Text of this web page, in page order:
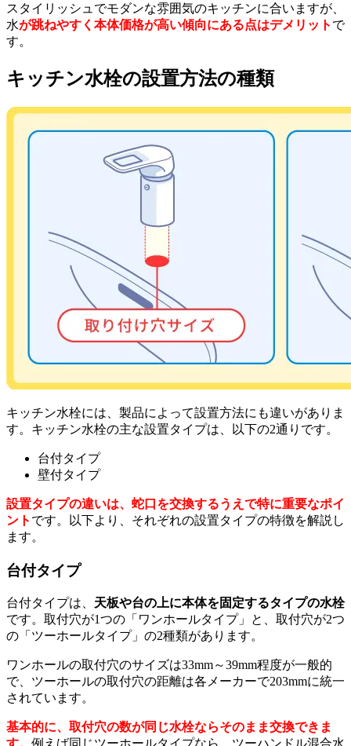
スタイリッシュでモダンな雰囲気のキッチンに合いますが、
水が跳ねやすく本体価格が高い傾向にある点はデメリット で
す。
キッチン水栓の設置方法の種類
キッチン水栓には、製品によって設置方法にも違いがありま
す。キッチン水栓の主な設置タイプは、以下の2通りです。
台付タイプ
壁付タイプ
設置タイプの違いは、蛇口を交換するうえで特に重要なポイ
ント です。以下より、それぞれの設置タイプの特徴を解説し
ます。
台付タイプ
台付タイプは、 天板や台の上に本体を固定するタイプの水栓
です。取付穴が1つの「ワンホールタイプ」と、取付穴が2つ
の「ツーホールタイプ」の2種類があります。
ワンホールの取付穴のサイズは33mm～39mm程度が一般的
で、ツーホールの取付穴の距離は各メーカーで203mmに統一
されています。
基本的に、取付穴の数が同じ水栓ならそのまま交換できま